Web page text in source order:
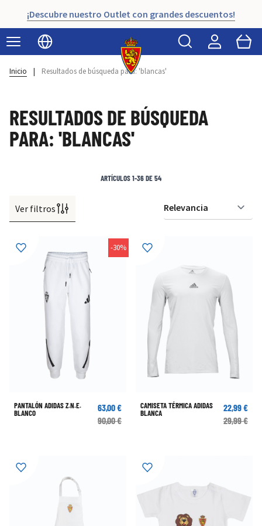
¡Descubre nuestro Outlet con grandes descuentos!
Seleccionar idioma
Buscar Cart
Inicio | Resultados de búsqueda para: 'blancas'
RESULTADOS DE BÚSQUEDA
PARA: 'BLANCAS'
Ver filtros
ARTÍCULOS1-36DE54
-30%
PANTALÓN ADIDAS Z.N.E.
BLANCO
63,00 €
90,00 €
CAMISETA TÉRMICA ADIDAS
BLANCA
22,99 €
29,99 €